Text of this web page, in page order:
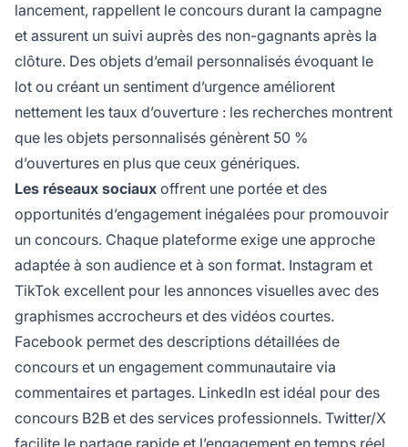
lancement, rappellent le concours durant la campagne
et assurent un suivi auprès des non-gagnants après la
clôture. Des objets d’email personnalisés évoquant le
lot ou créant un sentiment d’urgence améliorent
nettement les taux d’ouverture : les recherches montrent
que les objets personnalisés génèrent 50 %
d’ouvertures en plus que ceux génériques.
Les réseaux sociaux offrent une portée et des
opportunités d’engagement inégalées pour promouvoir
un concours. Chaque plateforme exige une approche
adaptée à son audience et à son format. Instagram et
TikTok excellent pour les annonces visuelles avec des
graphismes accrocheurs et des vidéos courtes.
Facebook permet des descriptions détaillées de
concours et un engagement communautaire via
commentaires et partages. LinkedIn est idéal pour des
concours B2B et des services professionnels. Twitter/X